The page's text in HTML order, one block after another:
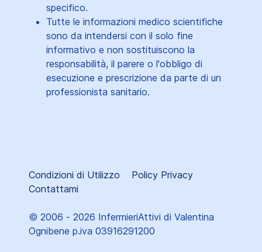
specifico.
Tutte le informazioni medico scientifiche
sono da intendersi con il solo fine
informativo e non sostituiscono la
responsabilità, il parere o l'obbligo di
esecuzione e prescrizione da parte di un
professionista sanitario.
Condizioni di Utilizzo
Policy Privacy
Contattami
© 2006 - 2026 InfermieriAttivi di Valentina
Ognibene p.iva 03916291200